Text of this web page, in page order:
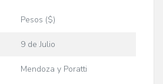
Pesos ($)
9 de Julio
Mendoza y Poratti